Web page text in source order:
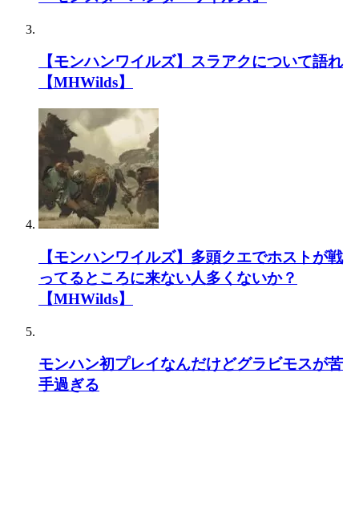
【モンハンワイルズ】スラアクについて語れ
【MHWilds】
【モンハンワイルズ】多頭クエでホストが戦
ってるところに来ない人多くないか？
【MHWilds】
モンハン初プレイなんだけどグラビモスが苦
手過ぎる